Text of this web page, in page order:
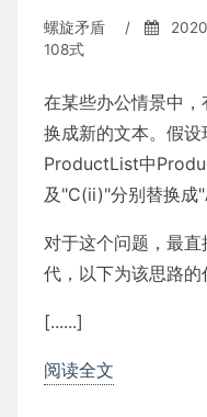
螺旋矛盾 /
108式
在某些办公情景中
换成新的文本。假
ProductList中
及"C(ii)"分别替换成
对于这个问题，最
代，以下为该思路的
[......]
阅读全文